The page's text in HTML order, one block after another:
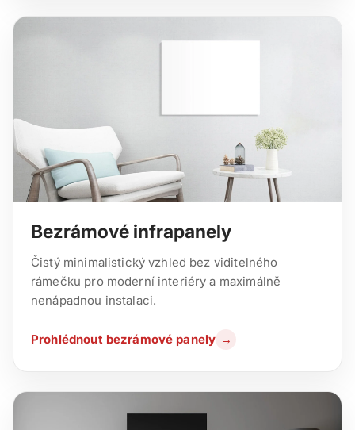
Bezrámové infrapanely
Čistý minimalistický vzhled bez viditelného
rámečku pro moderní interiéry a maximálně
nenápadnou instalaci.
Prohlédnout bezrámové panely →